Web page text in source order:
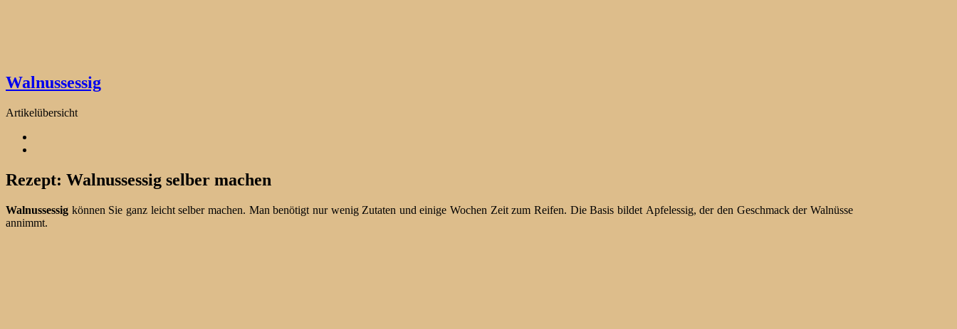
Walnussessig
Artikelübersicht
Rezept: Walnussessig selber machen
Walnussessig können Sie ganz leicht selber machen. Man benötigt nur wenig Zutaten und einige Wochen Zeit zum Reifen. Die Basis bildet Apfelessig, der den Geschmack der Walnüsse
annimmt.